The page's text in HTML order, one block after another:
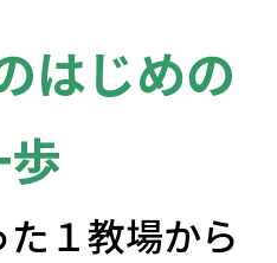
はじめの
１教場から